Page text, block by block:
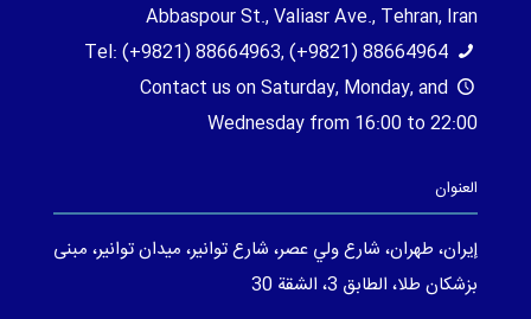
Abbaspour St., Valiasr Ave., Tehran, Iran
Contact us on Saturday, Monday, and
Wednesday from 16:00 to 22:00
العنوان
إيران، طهران، شارع ولي عصر، شارع توانير، ميدان توانير، مبنى
بزشكان طلا، الطابق 3، الشقة 30